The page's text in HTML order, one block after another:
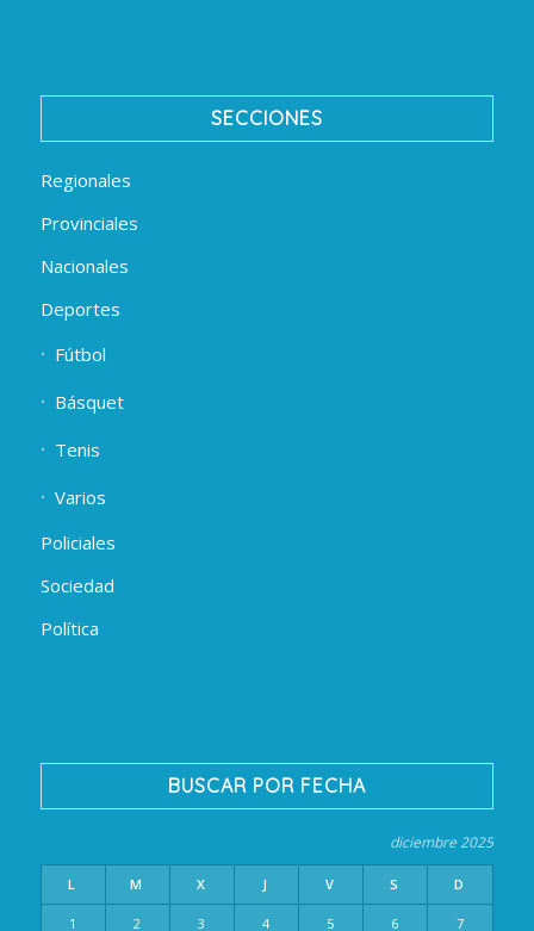
SECCIONES
Regionales
Provinciales
Nacionales
Deportes
Fútbol
Básquet
Tenis
Varios
Policiales
Sociedad
Política
BUSCAR POR FECHA
diciembre 2025
L M X J V S D
1 2 3 4 5 6 7